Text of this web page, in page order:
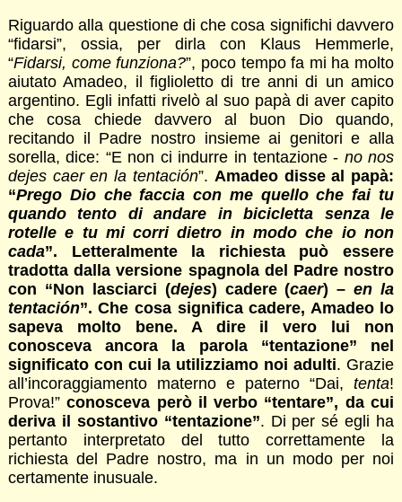
Riguardo alla questione di che cosa significhi davvero
“fidarsi”, ossia, per dirla con Klaus Hemmerle,
“Fidarsi, come funziona?”, poco tempo fa mi ha molto
aiutato Amadeo, il figlioletto di tre anni di un amico
argentino. Egli infatti rivelò al suo papà di aver capito
che cosa chiede davvero al buon Dio quando,
recitando il Padre nostro insieme ai genitori e alla
sorella, dice: “E non ci indurre in tentazione - no nos
dejes caer en la tentación”. Amadeo disse al papà:
“Prego Dio che faccia con me quello che fai tu
quando tento di andare in bicicletta senza le
rotelle e tu mi corri dietro in modo che io non
cada”. Letteralmente la richiesta può essere
tradotta dalla versione spagnola del Padre nostro
con “Non lasciarci (dejes) cadere (caer) –en la
tentación”. Che cosa significa cadere, Amadeo lo
sapeva molto bene. A dire il vero lui non
conosceva ancora la parola “tentazione” nel
significato con cui la utilizziamo noi adulti. Grazie
all’incoraggiamento materno e paterno “Dai,tenta!
Prova!”conosceva però il verbo “tentare”, da cui
deriva il sostantivo “tentazione”. Di per sé egli ha
pertanto interpretato del tutto correttamente la
richiesta del Padre nostro, ma in un modo per noi
certamente inusuale.